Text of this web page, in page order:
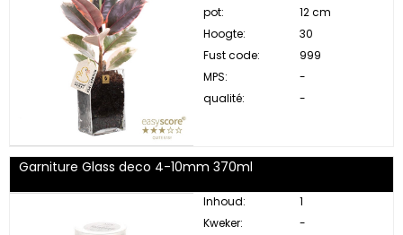
pot:
12 cm
Hoogte:
30
Fust code:
999
MPS:
-
qualité:
-
Garniture Glass deco 4-10mm 370ml
Inhoud:
1
Kweker:
-